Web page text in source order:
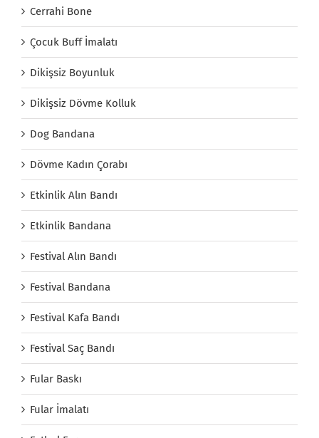
Cerrahi Bone
Çocuk Buff İmalatı
Dikişsiz Boyunluk
Dikişsiz Dövme Kolluk
Dog Bandana
Dövme Kadın Çorabı
Etkinlik Alın Bandı
Etkinlik Bandana
Festival Alın Bandı
Festival Bandana
Festival Kafa Bandı
Festival Saç Bandı
Fular Baskı
Fular İmalatı